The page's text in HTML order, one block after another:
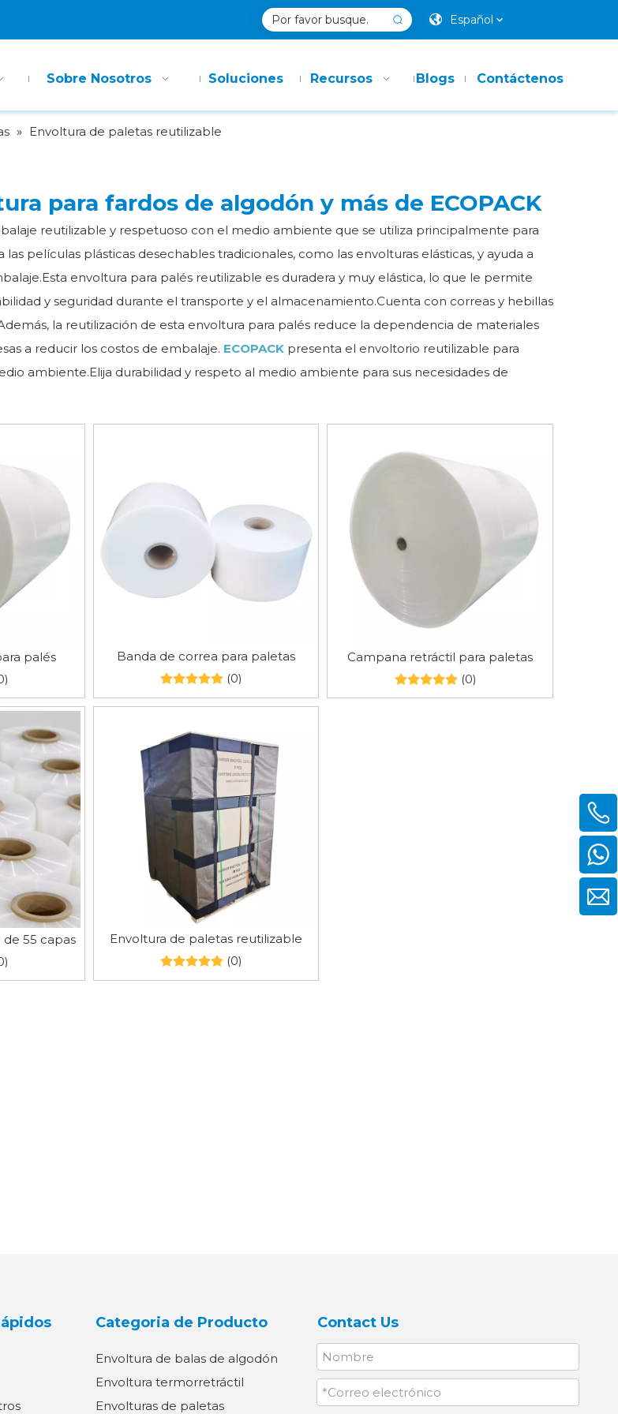
Español
Sobre Nosotros Soluciones Recursos Blogs Contáctenos
» Envoltura de paletas reutilizable
para fardos de algodón y más de ECOPACK
reutilizable y respetuoso con el medio ambiente que se utiliza principalmente para
películas plásticas desechables tradicionales, como las envolturas elásticas, y ayuda a
envoltura para palés reutilizable es duradera y muy elástica, lo que le permite
y seguridad durante el transporte y el almacenamiento.Cuenta con correas y hebillas
la reutilización de esta envoltura para palés reduce la dependencia de materiales
a reducir los costos de embalaje. ECOPACK presenta el envoltorio reutilizable para
ambiente.Elija durabilidad y respeto al medio ambiente para sus necesidades de
palés
Banda de correa para paletas
(0)
Campana retráctil para paletas
(0)
55 capas
Envoltura de paletas reutilizable
(0)
Categoria de Producto
Envoltura de balas de algodón
Envoltura termorretráctil
Envolturas de paletas
Contact Us